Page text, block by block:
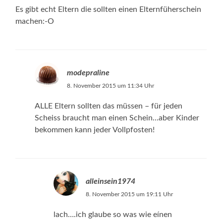
Es gibt echt Eltern die sollten einen Elternfüherschein
machen:-O
modepraline
8. November 2015 um 11:34 Uhr
ALLE Eltern sollten das müssen – für jeden
Scheiss braucht man einen Schein…aber Kinder
bekommen kann jeder Vollpfosten!
alleinsein1974
8. November 2015 um 19:11 Uhr
lach….ich glaube so was wie eínen